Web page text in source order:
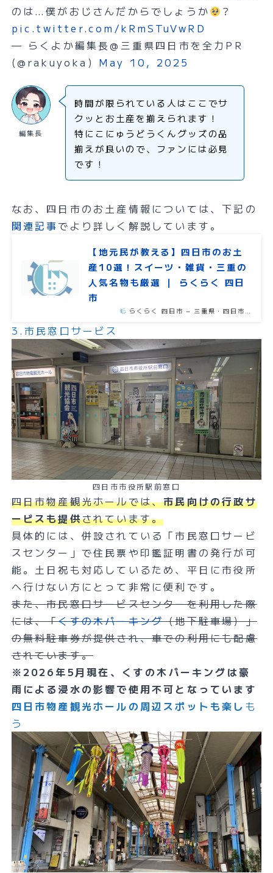
のは…僕がおじさんだからでしょうか
？
pic.twitter.com/kRmSTuVwRD
— らくよか編集長@三重県四日市を全力PR
(@rakuyoka) May 10, 2025
編集長
時間が限られている人はここでサ
クッとお土産を揃えられます！
特にこにゅうどうくんグッズの品
揃えが良いので、ファンには必見
です！
なお、四日市のお土産情報については、下記の
関連記事でより詳しく解説しています。
【地元民が教える】四日市のお土
産10選！スイーツ・雑貨・三重の
人気名物も厳選 ｜ らくらく 四日
市
らくらく 四日市 – 三重県・四日市…
3.市民窓口サービス
四日市市役所駅前窓口
四日市物産観光ホールでは、市民向けの行政サ
ービスも提供されています。
具体的には、併設されている「市民窓口サービ
スセンター」で住民票や印鑑証明書の発行が可
能。土日祝も対応しているため、平日に市役所
へ行けない方にとって非常に便利です。
また、市民窓口サービスセンターを利用した際
には、「くすの木パーキング（地下駐車場）」
の無料駐車券が提供され、車での利用にも配慮
されています。
※2026年5月現在、くすの木パーキングは豪
雨による浸水の影響で使用不可となっています
四日市物産観光ホールの周辺スポットも楽し も
う